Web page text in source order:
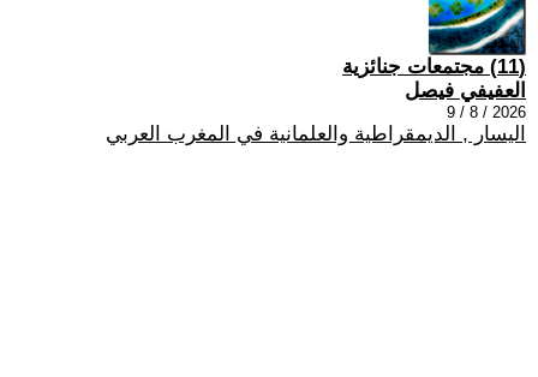
(11) مجتمعات جنائزية
العفيفي فيصل
2026 / 8 / 9
اليسار , الديمقراطية والعلمانية في المغرب العربي